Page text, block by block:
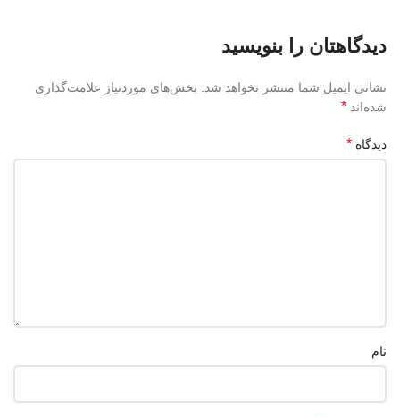
دیدگاهتان را بنویسید
نشانی ایمیل شما منتشر نخواهد شد. بخش‌های موردنیاز علامت‌گذاری
شده‌اند *
دیدگاه *
نام